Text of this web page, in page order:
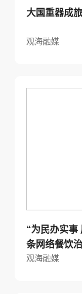
大国重器成
观海融媒
“为民办实事
条网络餐饮
观海融媒